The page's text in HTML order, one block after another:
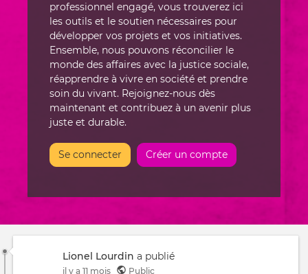
professionnel engagé, vous trouverez ici
les outils et le soutien nécessaires pour
développer vos projets et vos initiatives.
Ensemble, nous pouvons réconcilier le
monde des affaires avec la justice sociale,
réapprendre à vivre en société et prendre
soin du vivant. Rejoignez-nous dès
maintenant et contribuez à un avenir plus
juste et durable.
Se connecter Créer un compte
Lionel Lourdin a publié
il y a 11 mois Public